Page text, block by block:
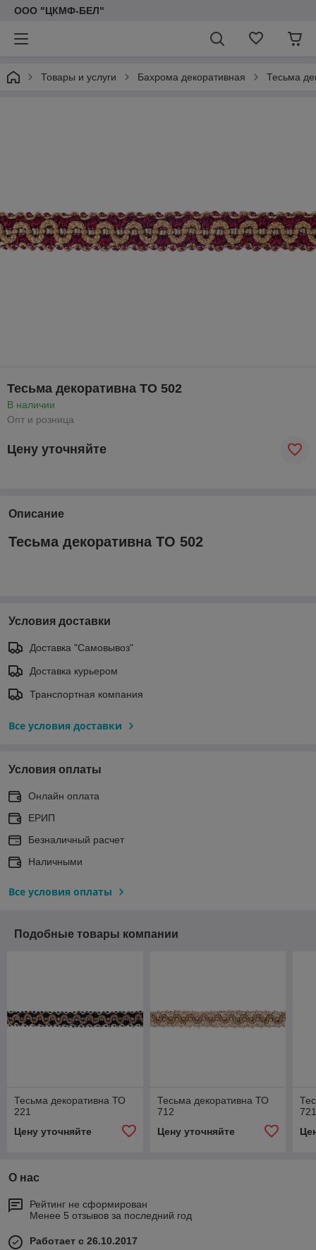
ООО "ЦКМФ-БЕЛ"
Товары и услуги Бахрома декоративная Тесьма
Тесьма декоративна ТО 502
В наличии
Опт и розница
Цену уточняйте
Описание
Тесьма декоративна ТО 502
Условия доставки
Доставка "Самовывоз"
Доставка курьером
Транспортная компания
Все условия доставки
Условия оплаты
Онлайн оплата
ЕРИП
Безналичный расчет
Наличными
Все условия оплаты
Подобные товары компании
Тесьма декоративна ТО
221
Цену уточняйте
Тесьма декоративна ТО
712
Цену уточняйте
О нас
Рейтинг не сформирован
Менее 5 отзывов за последний год
Работает с 26.10.2017